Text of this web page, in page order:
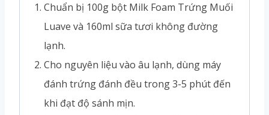
Chuẩn bị 100g bột Milk Foam Trứng Muối
Luave và 160ml sữa tươi không đường
lạnh.
Cho nguyên liệu vào âu lạnh, dùng máy
đánh trứng đánh đều trong 3-5 phút đến
khi đạt độ sánh mịn.